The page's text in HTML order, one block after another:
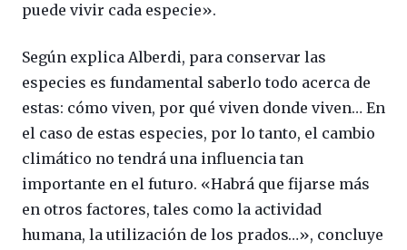
puede vivir cada especie».
Según explica Alberdi, para conservar las
especies es fundamental saberlo todo acerca de
estas: cómo viven, por qué viven donde viven… En
el caso de estas especies, por lo tanto, el cambio
climático no tendrá una influencia tan
importante en el futuro. «Habrá que fijarse más
en otros factores, tales como la actividad
humana, la utilización de los prados…», concluye